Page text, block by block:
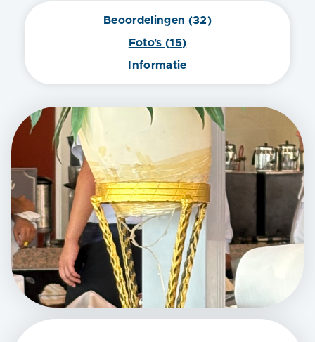
Beoordelingen (32)
Foto's (15)
Informatie